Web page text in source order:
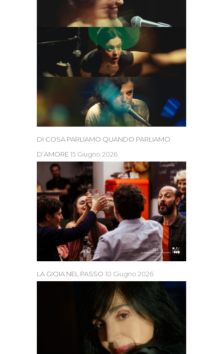
DI COSA PARLIAMO QUANDO PARLIAMO
D’AMORE15 Giugno 2026
LA GIOIA NEL PASSO 10 Giugno 2026